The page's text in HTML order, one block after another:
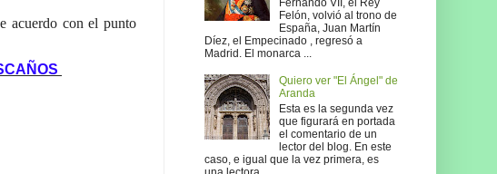
acuerdo con el punto
Felón, volvió al trono de
España, Juan Martín
Díez, el Empecinado , regresó a
Madrid. El monarca ...
Quiero ver "El Ángel" de
Aranda
Esta es la segunda vez
que figurará en portada
el comentario de un
lector del blog. En este
caso, e igual que la vez primera, es